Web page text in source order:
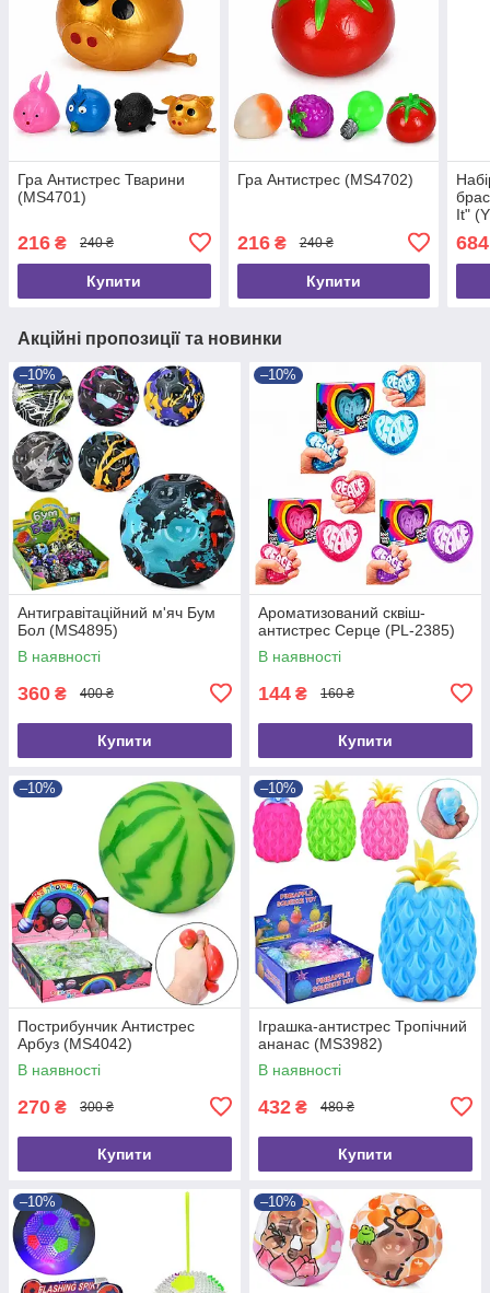
Гра Антистрес Тварини
(MS4701)
216 ₴ 240 ₴
Купити
Гра Антистрес (MS4702)
216₴ 240 ₴
Купити
It"
684
Акційні пропозиції та новинки
–10%
Антигравітаційний м'яч Бум
Бол (MS4895)
В наявності
360 ₴ 400 ₴
Купити
–10%
Ароматизований сквіш-
антистрес Серце (PL-2385)
В наявності
144 ₴ 160 ₴
Купити
–10%
Пострибунчик Антистрес
Арбуз (MS4042)
В наявності
270 ₴ 300 ₴
Купити
–10%
Іграшка-антистрес Тропічний
ананас (MS3982)
В наявності
432 ₴ 480 ₴
Купити
–10% –10%